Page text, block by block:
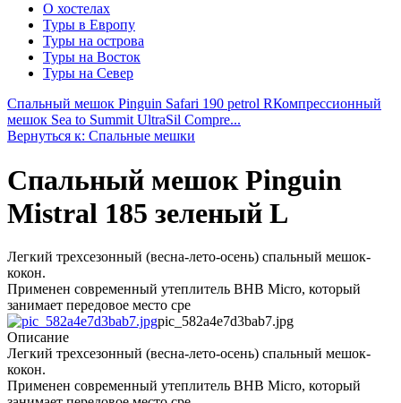
О хостелах
Туры в Европу
Туры на острова
Туры на Восток
Туры на Север
Спальный мешок Pinguin Safari 190 petrol RКомпрессионный
мешок Sea to Summit UltraSil Compre...
Вернуться к: Спальные мешки
Спальный мешок Pinguin
Mistral 185 зеленый L
Легкий трехсезонный (весна-лето-осень) cпальный мешок-
кокон.
Применен современный утеплитель BHB Micro, который
занимает передовое место сре
pic_582a4e7d3bab7.jpg
Описание
Легкий трехсезонный (весна-лето-осень) cпальный мешок-
кокон.
Применен современный утеплитель BHB Micro, который